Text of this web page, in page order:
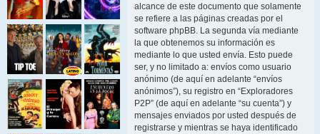
alcance de este documento que solamente
se refiere a las páginas creadas por el
software phpBB. La segunda vía mediante
la que obtenemos su información es
mediante lo que usted envía. Esto puede
ser, y no limitado a: envíos como usuario
anónimo (de aquí en adelante “envíos
anónimos”), su registro en “Exploradores
P2P” (de aquí en adelante “su cuenta”) y
mensajes enviados por usted después de
registrarse y mientras se haya identificado